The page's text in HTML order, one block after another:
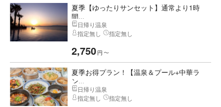
夏季【ゆったりサンセット】通常より1時
間...
日帰り温泉
指定無し
指定無し
2,750円 〜
夏季お得プラン！【温泉＆プール+中華ラ
ン...
日帰り温泉
指定無し
指定無し